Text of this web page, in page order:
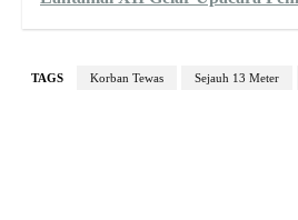
TAGS Korban Tewas Sejauh 13 Meter